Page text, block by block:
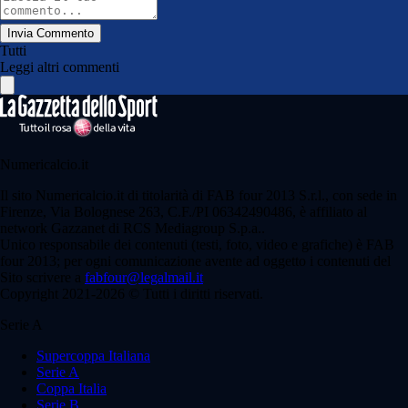
Invia Commento
Tutti
Leggi altri commenti
Numericalcio.it
Il sito Numericalcio.it di titolarità di FAB four 2013 S.r.l., con sede in
Firenze, Via Bolognese 263, C.F./PI 06342490486, è affiliato al
network Gazzanet di RCS Mediagroup S.p.a..
Unico responsabile dei contenuti (testi, foto, video e grafiche) è FAB
four 2013; per ogni comunicazione avente ad oggetto i contenuti del
Sito scrivere a fabfour@legalmail.it
Copyright 2021-2026 © Tutti i diritti riservati.
Serie A
Supercoppa Italiana
Serie A
Coppa Italia
Serie B